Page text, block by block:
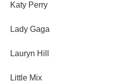
Katy Perry
Lady Gaga
Lauryn Hill
Little Mix